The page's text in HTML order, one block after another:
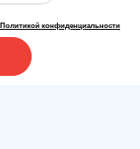
Политикой конфиденциальности